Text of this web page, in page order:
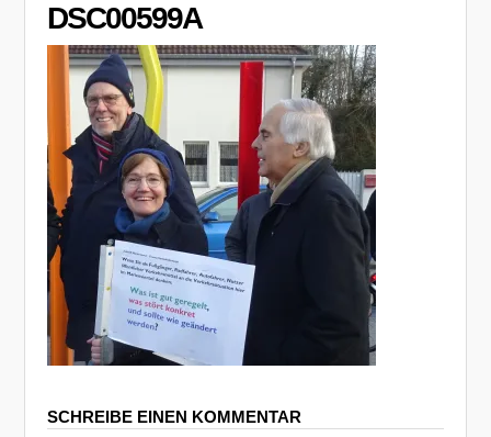
DSC00599A
SCHREIBE EINEN KOMMENTAR